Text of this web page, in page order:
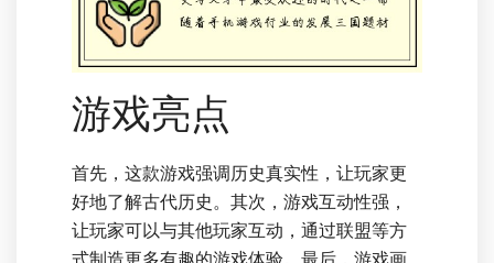
游戏亮点
首先，这款游戏强调历史真实性，让玩家更
好地了解古代历史。其次，游戏互动性强，
让玩家可以与其他玩家互动，通过联盟等方